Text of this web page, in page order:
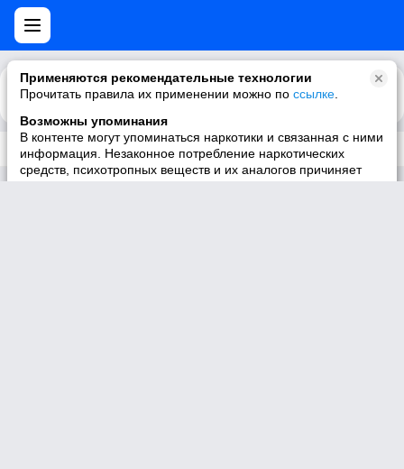
Применяются рекомендательные технологии
Прочитать правила их применении можно по ссылке
Возможны упоминания
В контенте могут упоминаться наркотики и связанная с ними
информация. Незаконное потребление наркотических
средств, психотропных веществ и их аналогов причиняет
Каталог Рекомендации
Трек не существует